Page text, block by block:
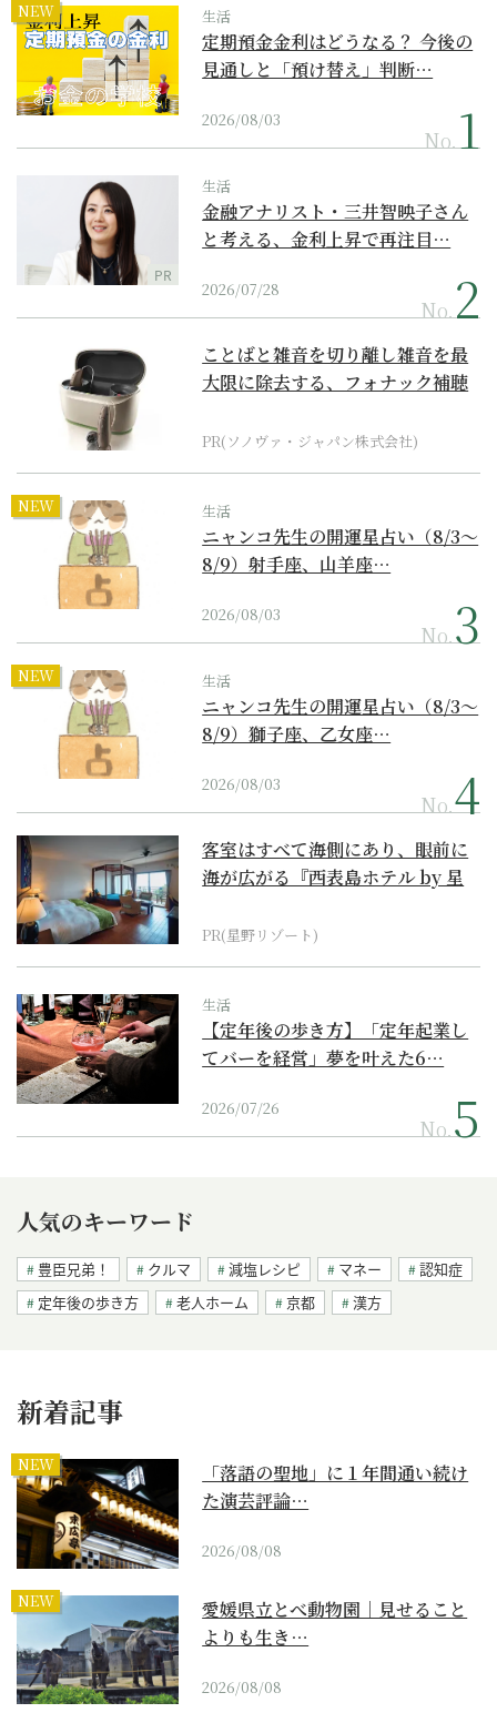
NEW 生活
定期預金金利はどうなる？ 今後の
見通しと「預け替え」判断…
2026/08/03
No.
PR
生活
金融アナリスト・三井智映子さん
と考える、金利上昇で再注目…
2026/07/28
No.
ことばと雑音を切り離し雑音を最
大限に除去する、フォナック補聴
PR(ソノヴァ・ジャパン株式会社)
NEW 生活
ニャンコ先生の開運星占い（8/3～
8/9）射手座、山羊座…
2026/08/03
No.
NEW 生活
ニャンコ先生の開運星占い（8/3～
8/9）獅子座、乙女座…
2026/08/03
No.
客室はすべて海側にあり、眼前に
海が広がる『西表島ホテル by 星
PR(星野リゾート)
生活
【定年後の歩き方】「定年起業し
てバーを経営」夢を叶えた6…
2026/07/26
No.
人気のキーワード
豊臣兄弟！ クルマ 減塩レシピ マネー
認知症
定年後の歩き方
老人ホーム 京都 漢方
新着記事
NEW
「落語の聖地」に１年間通い続け
た演芸評論…
2026/08/08
NEW
愛媛県立とべ動物園｜見せること
よりも生き…
2026/08/08